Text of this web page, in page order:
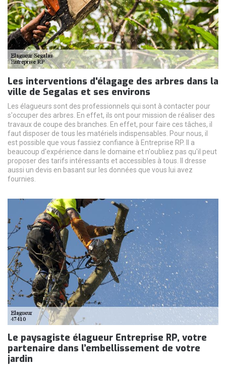
Les interventions d'élagage des arbres dans la
ville de Segalas et ses environs
Les élagueurs sont des professionnels qui sont à contacter pour
s'occuper des arbres. En effet, ils ont pour mission de réaliser des
travaux de coupe des branches. En effet, pour faire ces tâches, il
faut disposer de tous les matériels indispensables. Pour nous, il
est possible que vous fassiez confiance à Entreprise RP. Il a
beaucoup d'expérience dans le domaine et n'oubliez pas qu'il peut
proposer des tarifs intéressants et accessibles à tous. Il dresse
aussi un devis en basant sur les données que vous lui avez
fournies.
Le paysagiste élagueur Entreprise RP, votre
partenaire dans l’embellissement de votre
jardin